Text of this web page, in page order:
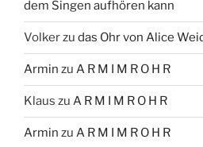
dem Singen aufhören kann
Volkerzu das Ohr von Alice
Armin zu A R M I M R O H R
Klaus zu A R M I M R O H R
Armin zu A R M I M R O H R